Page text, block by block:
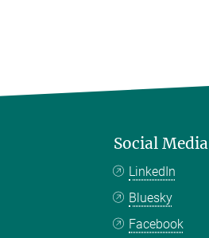
Social Media
LinkedIn
Bluesky
Facebook